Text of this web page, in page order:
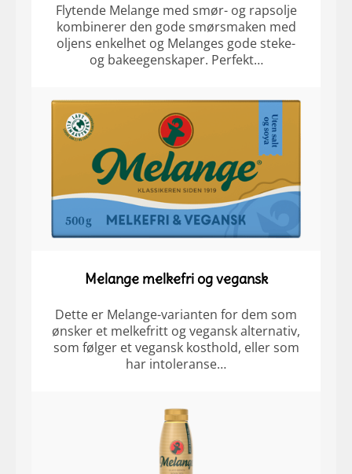
Flytende Melange med smør- og rapsolje
kombinerer den gode smørsmaken med
oljens enkelhet og Melanges gode steke-
og bakeegenskaper. Perfekt…
Melange melkefri og vegansk
Dette er Melange-varianten for dem som
ønsker et melkefritt og vegansk alternativ,
som følger et vegansk kosthold, eller som
har intoleranse…